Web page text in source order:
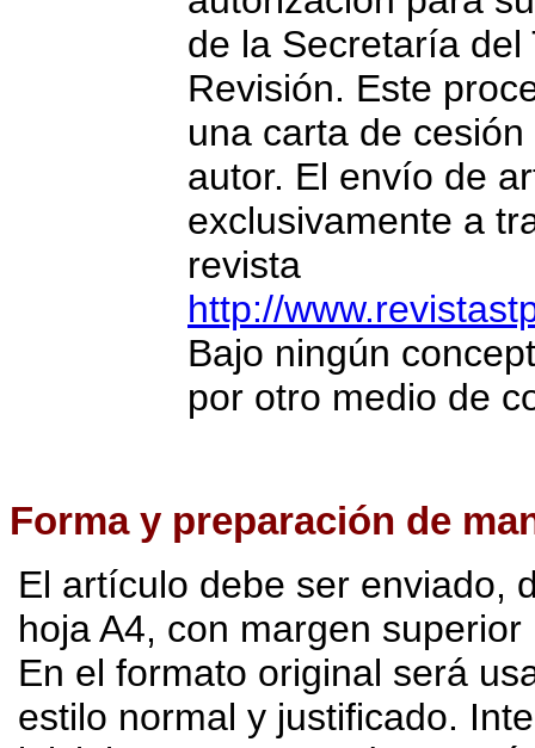
de la Secretaría
Revisión. Este
una carta de
autor. El envío de
exclusivamente a
revista
http://
Bajo ningún
por otro medio de
Formay preparación de
El artículo debe ser enviado,
hoja A4, con margen
En el formato original será
estilo normal y justificado.